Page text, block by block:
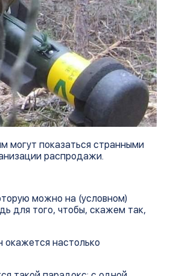
могут показаться странными
распродажи.
можно на (условном)
для того, чтобы, скажем так,
окажется настолько